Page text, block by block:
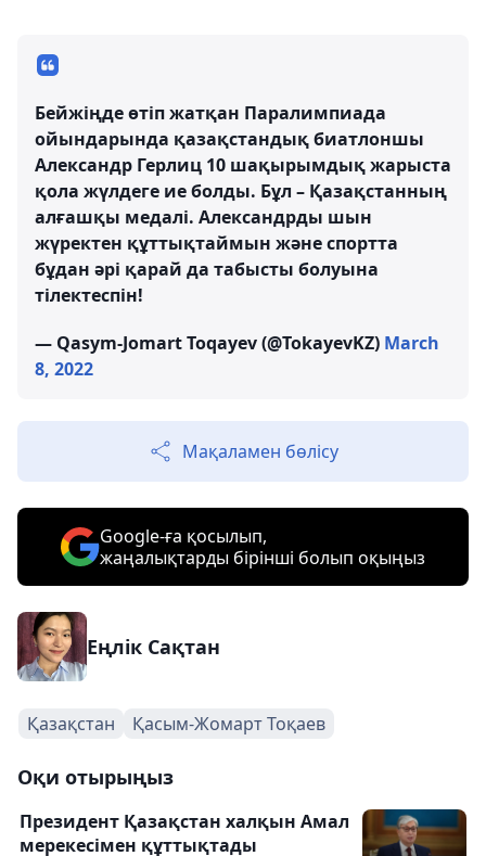
Бейжіңде өтіп жатқан Паралимпиада
ойындарында қазақстандық биатлоншы
Александр Герлиц 10 шақырымдық жарыста
қола жүлдеге ие болды. Бұл – Қазақстанның
алғашқы медалі. Александрды шын
жүректен құттықтаймын және спортта
бұдан әрі қарай да табысты болуына
тілектеспін!
— Qasym-Jomart Toqayev (@TokayevKZ) March
8, 2022
Мақаламен бөлісу
Google-ға қосылып,
жаңалықтарды бірінші болып оқыңыз
Еңлік Сақтан
Қазақстан Қасым-Жомарт Тоқаев
Оқи отырыңыз
Президент Қазақстан халқын Амал
мерекесімен құттықтады